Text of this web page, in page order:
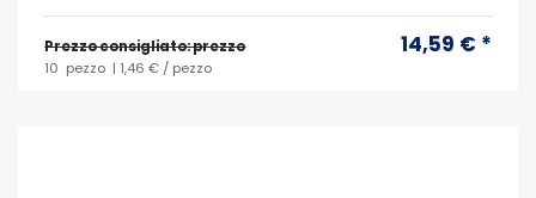
Prezzo consigliato: prezzo 14,59 € *
10 pezzo | 1,46 € / pezzo